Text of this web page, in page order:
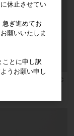
用ファイル 滅菌済 Ｃ
休止させてい
急ぎ進めてお
願いいたしま
とに申し訳
うお願い申し